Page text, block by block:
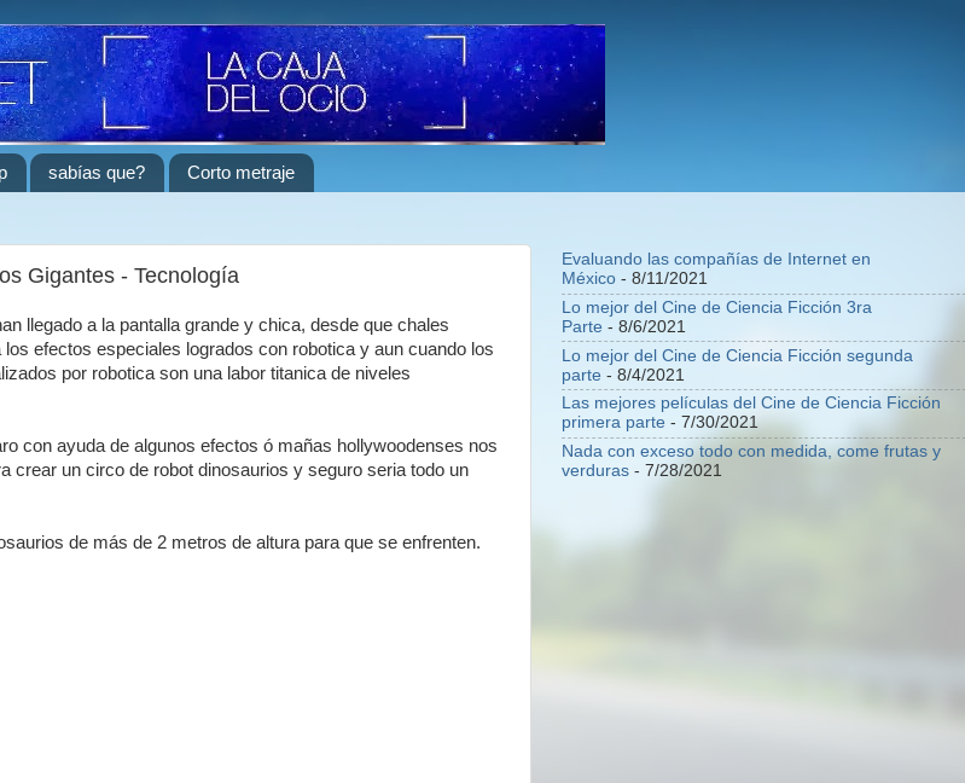
sabías que? Corto metraje
Gigantes - Tecnología
llegado a la pantalla grande y chica, desde que chales
efectos especiales logrados con robotica y aun cuando los
por robotica son una labor titanica de niveles
con ayuda de algunos efectos ó mañas hollywoodenses nos
crear un circo de robot dinosaurios y seguro seria todo un
de más de 2 metros de altura para que se enfrenten.
Evaluando las compañías de Internet en
México - 8/11/2021
Lo mejor del Cine de Ciencia Ficción 3ra
Parte - 8/6/2021
Lo mejor del Cine de Ciencia Ficción segunda
parte - 8/4/2021
Las mejores películas del Cine de Ciencia Ficción
primera parte - 7/30/2021
Nada con exceso todo con medida, come frutas y
verduras - 7/28/2021